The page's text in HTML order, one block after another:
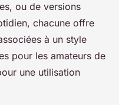
ou de versions
chacune offre
à un style
pour les amateurs de
une utilisation